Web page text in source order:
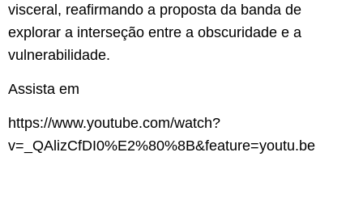
visceral, reafirmando a proposta da banda de
explorar a interseção entre a obscuridade e a
vulnerabilidade.
Assista em
https://www.youtube.com/watch?
v=_QAlizCfDI0%E2%80%8B&feature=youtu.be